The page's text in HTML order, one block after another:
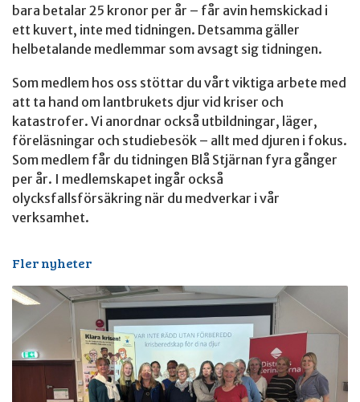
bara betalar 25 kronor per år – får avin hemskickad i
ett kuvert, inte med tidningen. Detsamma gäller
helbetalande medlemmar som avsagt sig tidningen.
Som medlem hos oss stöttar du vårt viktiga arbete med
att ta hand om lantbrukets djur vid kriser och
katastrofer. Vi anordnar också utbildningar, läger,
föreläsningar och studiebesök – allt med djuren i fokus.
Som medlem får du tidningen Blå Stjärnan fyra gånger
per år. I medlemskapet ingår också
olycksfallsförsäkring när du medverkar i vår
verksamhet.
Fler nyheter